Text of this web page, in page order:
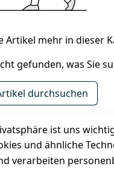
Artikel mehr in dieser
gefunden, was Sie
durchsuchen
ist uns
und ähnliche
verarbeiten
Zahlung &
Versand